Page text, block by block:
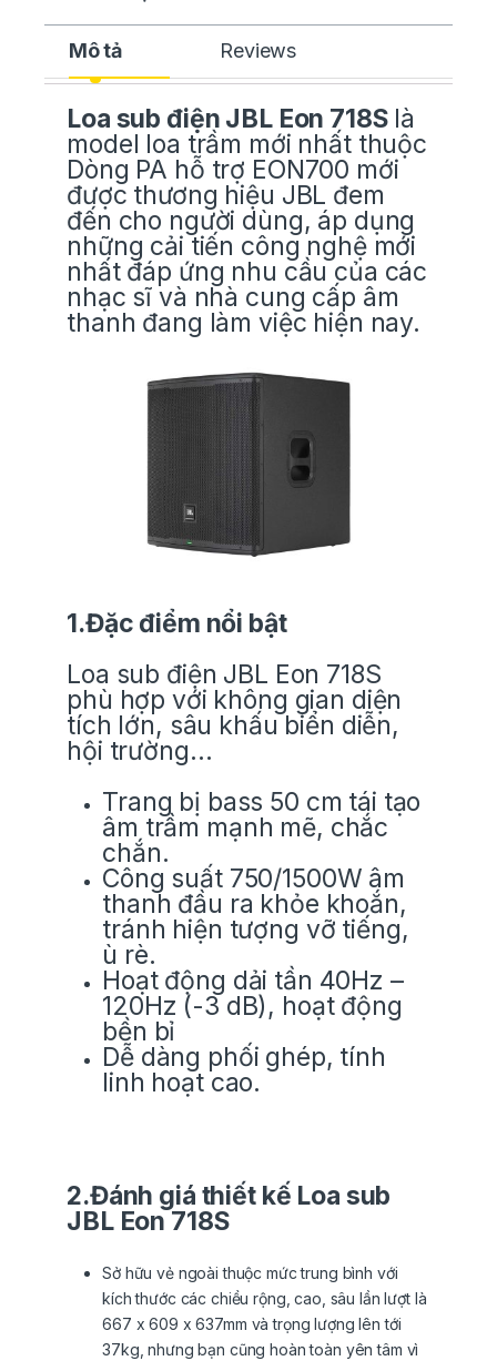
Mô tả Reviews
Loa sub điện JBL Eon 718S là
model loa trầm mới nhất thuộc
Dòng PA hỗ trợ EON700 mới
được thương hiệu JBL đem
đến cho người dùng, áp dụng
những cải tiến công nghệ mới
nhất đáp ứng nhu cầu của các
nhạc sĩ và nhà cung cấp âm
thanh đang làm việc hiện nay.
1.Đặc điểm nổi bật
Loa sub điện JBL Eon 718S
phù hợp với không gian diện
tích lớn, sâu khấu biển diễn,
hội trường…
Trang bị bass 50 cm tái tạo
âm trầm mạnh mẽ, chắc
chắn.
Công suất 750/1500W âm
thanh đầu ra khỏe khoắn,
tránh hiện tượng vỡ tiếng,
ù rè.
Hoạt động dải tần 40Hz –
120Hz (-3 dB), hoạt động
bền bỉ
Dễ dàng phối ghép, tính
linh hoạt cao.
2.Đánh giá thiết kế Loa sub
JBL Eon 718S
Sở hữu vẻ ngoài thuộc mức trung bình với
kích thước các chiều rộng, cao, sâu lần lượt là
667 x 609 x 637mm và trọng lượng lên tới
37kg, nhưng bạn cũng hoàn toàn yên tâm vì